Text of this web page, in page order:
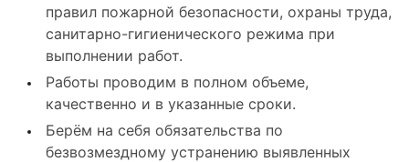
правил пожарной безопасности, охраны труда,
санитарно-гигиенического режима при
выполнении работ.
Работы проводим в полном объеме,
качественно и в указанные сроки.
Берём на себя обязательства по
безвозмездному устранению выявленных